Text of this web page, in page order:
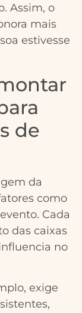
Assim, o
mais
estivesse
de
da
como
Cada
das caixas
no
exige